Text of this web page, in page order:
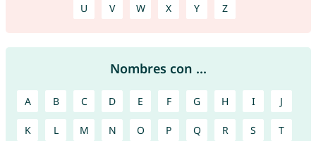
U V W X Y Z
Nombres con ...
A B C D E F G H I J
K L M N O P Q R S T